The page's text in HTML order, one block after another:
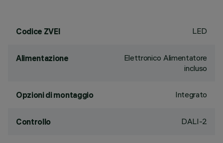
Codice ZVEI LED
Alimentazione
Elettronico Alimentatore
incluso
Opzioni di montaggio Integrato
Controllo DALI-2